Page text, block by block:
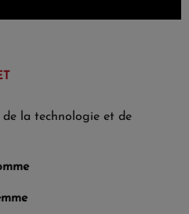
de la technologie et de